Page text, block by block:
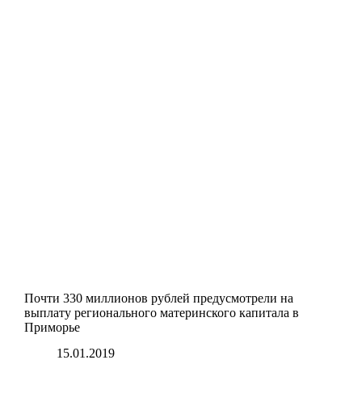
Почти 330 миллионов рублей предусмотрели на
выплату регионального материнского капитала в
Приморье
15.01.2019